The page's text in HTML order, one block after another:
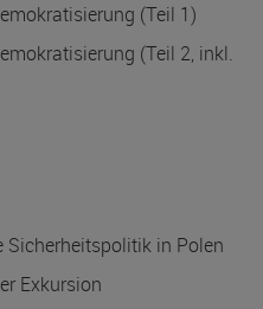
(Teil 1)
(Teil 2, inkl.
in Polen
Exkursion